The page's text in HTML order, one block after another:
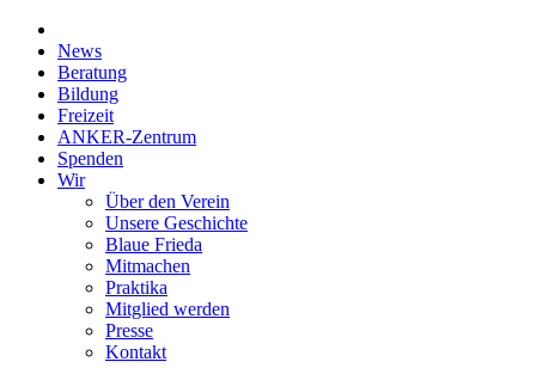
News
Beratung
Bildung
Freizeit
ANKER-Zentrum
Spenden
Wir
Über den Verein
Unsere Geschichte
Blaue Frieda
Mitmachen
Praktika
Mitglied werden
Presse
Kontakt